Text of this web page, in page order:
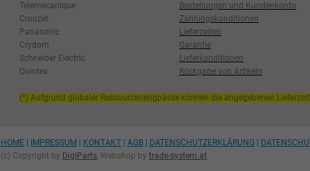
Telemecanique
Bestellungen und Kundenkonto
Crouzet
Zahlungskonditionen
Panasonic
Lieferzeiten
Crydom
Garantie
Schneider Electric
Lieferkonditionen
Quintex
Rückgabe von Artikeln
(*) Aufgrund globaler Ressourcenengpässe können die angegebenen
HOME IMPRESSUM KONTAKT AGB DATENSCHUTZERKLÄRUNG
(c) Copyright by DigiParts, Webshop by trade-system.at